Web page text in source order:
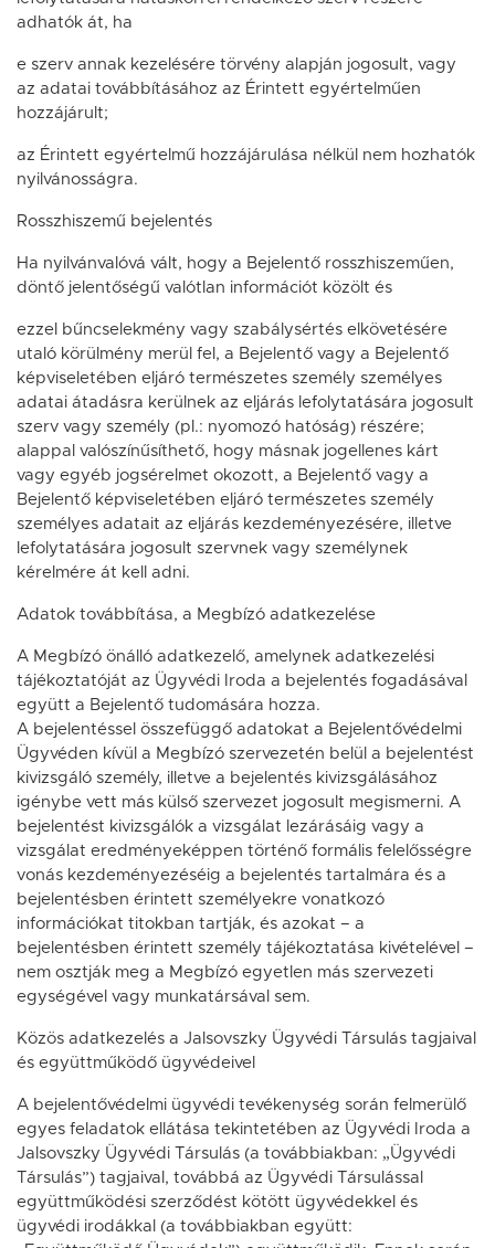
adhatók át, ha
e szerv annak kezelésére törvény alapján jogosult, vagy
az adatai továbbításához az Érintett egyértelműen
hozzájárult;
az Érintett egyértelmű hozzájárulása nélkül nem hozhatók
nyilvánosságra.
Rosszhiszemű bejelentés
Ha nyilvánvalóvá vált, hogy a Bejelentő rosszhiszeműen,
döntő jelentőségű valótlan információt közölt és
ezzel bűncselekmény vagy szabálysértés elkövetésére
utaló körülmény merül fel, a Bejelentő vagy a Bejelentő
képviseletében eljáró természetes személy személyes
adatai átadásra kerülnek az eljárás lefolytatására jogosult
szerv vagy személy (pl.: nyomozó hatóság) részére;
alappal valószínűsíthető, hogy másnak jogellenes kárt
vagy egyéb jogsérelmet okozott, a Bejelentő vagy a
Bejelentő képviseletében eljáró természetes személy
személyes adatait az eljárás kezdeményezésére, illetve
lefolytatására jogosult szervnek vagy személynek
kérelmére át kell adni.
Adatok továbbítása, a Megbízó adatkezelése
A Megbízó önálló adatkezelő, amelynek adatkezelési
tájékoztatóját az Ügyvédi Iroda a bejelentés fogadásával
együtt a Bejelentő tudomására hozza.
A bejelentéssel összefüggő adatokat a Bejelentővédelmi
Ügyvéden kívül a Megbízó szervezetén belül a bejelentést
kivizsgáló személy, illetve a bejelentés kivizsgálásához
igénybe vett más külső szervezet jogosult megismerni. A
bejelentést kivizsgálók a vizsgálat lezárásáig vagy a
vizsgálat eredményeképpen történő formális felelősségre
vonás kezdeményezéséig a bejelentés tartalmára és a
bejelentésben érintett személyekre vonatkozó
információkat titokban tartják, és azokat – a
bejelentésben érintett személy tájékoztatása kivételével –
nem osztják meg a Megbízó egyetlen más szervezeti
egységével vagy munkatársával sem.
Közös adatkezelés a Jalsovszky Ügyvédi Társulás tagjaival
és együttműködő ügyvédeivel
A bejelentővédelmi ügyvédi tevékenység során felmerülő
egyes feladatok ellátása tekintetében az Ügyvédi Iroda a
Jalsovszky Ügyvédi Társulás (a továbbiakban: „Ügyvédi
Társulás”) tagjaival, továbbá az Ügyvédi Társulással
együttműködési szerződést kötött ügyvédekkel és
ügyvédi irodákkal (a továbbiakban együtt: